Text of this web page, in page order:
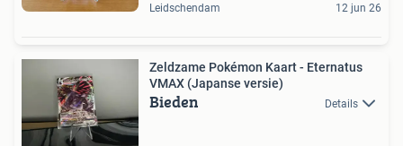
Leidschendam 12 jun 26
Zeldzame Pokémon Kaart - Eternatus
VMAX (Japanse versie)
Bieden Details